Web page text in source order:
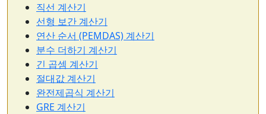
직선 계산기
선형 보간 계산기
연산 순서 (PEMDAS) 계산기
분수 더하기 계산기
긴 곱셈 계산기
절대값 계산기
완전제곱식 계산기
GRE 계산기